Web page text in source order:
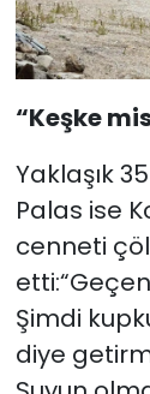
“Keşke
Yaklaşık
Palas ise
cenneti
Şimdi
diye